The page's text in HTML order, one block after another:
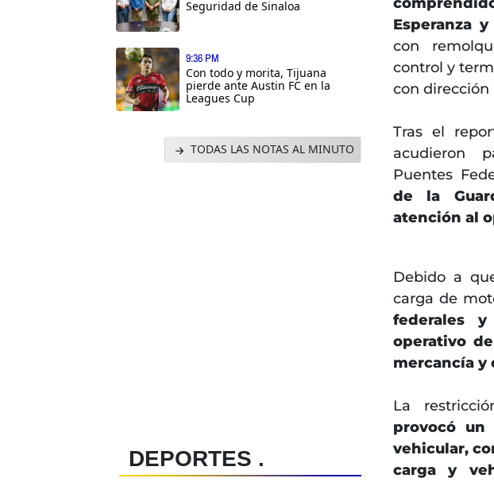
Seguridad de Sinaloa
9:36 PM
Con todo y morita, Tijuana
pierde ante Austin FC en la
Leagues Cup
TODAS LAS NOTAS AL MINUTO
DEPORTES .
Esperanza
con
control y
con dirección
Tras el
acudieron
Puentes
de la
atención al
Debido a
carga de
federales
operativo
mercancía y
La
provocó un
vehicular,
carga y